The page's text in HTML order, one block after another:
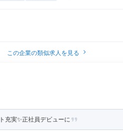
この企業の類似求人を見る
充実✨正社員デビューに